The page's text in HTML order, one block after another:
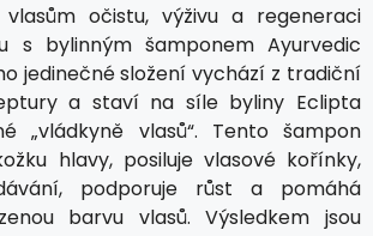
očistu, výživu a regeneraci
s bylinným šamponem Ayurvedic
jedinečné složení vychází z tradiční
a staví na síle byliny Eclipta
„vládkyně vlasů“. Tento šampon
hlavy, posiluje vlasové kořínky,
podporuje růst a pomáhá
barvu vlasů. Výsledkem jsou